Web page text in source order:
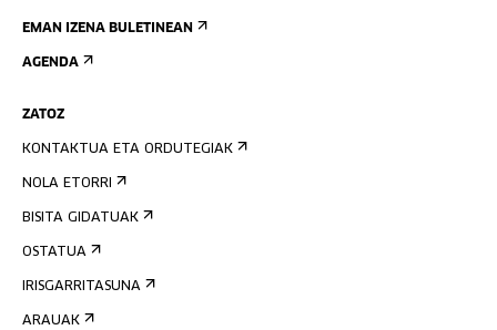
EMAN IZENA BULETINEAN
AGENDA
ZATOZ
KONTAKTUA ETA ORDUTEGIAK
NOLA ETORRI
BISITA GIDATUAK
OSTATUA
IRISGARRITASUNA
ARAUAK